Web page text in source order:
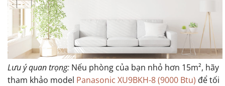
Lưu ý quan trọng: Nếu phòng của bạn nhỏ hơn 15m², hãy
tham khảo model Panasonic XU9BKH-8 (9000 Btu) để tối